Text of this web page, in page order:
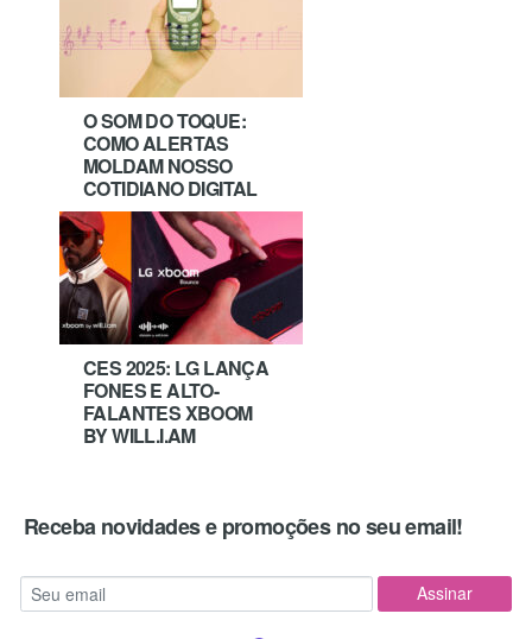
O SOM DO TOQUE:
COMO ALERTAS
MOLDAM NOSSO
COTIDIANO DIGITAL
CES 2025: LG LANÇA
FONES E ALTO-
FALANTES XBOOM
BY WILL.I.AM
Receba novidades e promoções no seu email!